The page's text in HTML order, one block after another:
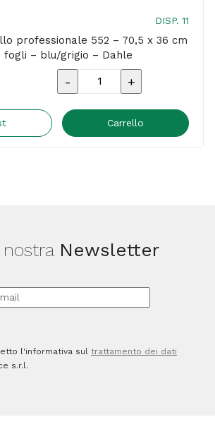
DISP. 11
professionale 552 – 70,5 x 36 cm
fogli – blu/grigio – Dahle
Taglierina
rullo
36
-
510
-
Carrello
Newsletter
l'informativa sul trattamento dei dati
s.r.l.